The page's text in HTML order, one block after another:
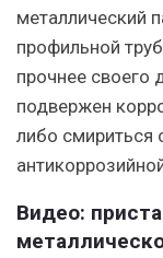
металлический
профильной
прочнее своего
подвержен
либо смириться
Видео: